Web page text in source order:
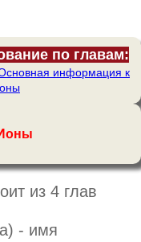
по главам:
информация к
из 4 глав
- имя